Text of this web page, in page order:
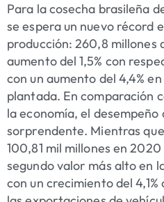
Para la cosecha brasileña
se espera un nuevo récord
producción: 260,8 millones
aumento del 1,5% con
con un aumento del 4,4%
plantada. En comparación
la economía, el
sorprendente. Mientras
100,81 mil millones en
segundo valor más alto en
con un crecimiento del